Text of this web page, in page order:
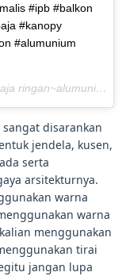
#ipb #balkon
#kanopy
#alumunium
Sebuah kiriman dibagikan oleh ~kanopi~baja ringan~alumunium~ (@appasco_indonesia) pada
sangat disarankan
jendela, kusen,
serta
arsitekturnya.
warna
warna
menggunakan
tirai
jangan lupa